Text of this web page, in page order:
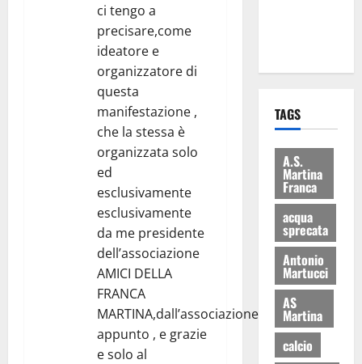
ci tengo a
precisare,come
ideatore e
organizzatore di
questa
manifestazione ,
che la stessa è
organizzata solo
ed
esclusivamente
esclusivamente
da me presidente
dell’associazione
AMICI DELLA
FRANCA
MARTINA,dall’associazione
appunto , e grazie
e solo al
TAGS
A.S.
Martina
Franca
acqua
sprecata
Antonio
Martucci
AS
Martina
calcio